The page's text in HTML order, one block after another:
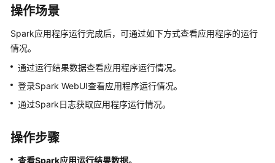
务
公
告
品
介
绍
计
费
说
操作场景
Spark应用程序运行完成后，可通过如下方式查看应用程序的运行
情况。
通过运行结果数据查看应用程序运行情况。
登录Spark WebUI查看应用程序运行情况。
通过Spark日志获取应用程序运行情况。
操作步骤
查看Spark应用运行结果数据。